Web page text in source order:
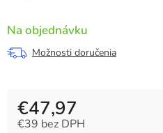
Na objednávku
Možnosti doručenia
€47,97
€39 bez DPH